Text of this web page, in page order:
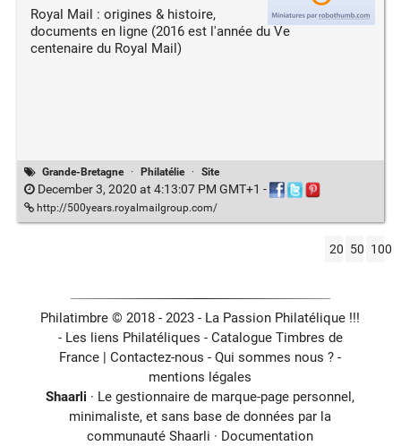
Royal Mail : origines & histoire,
documents en ligne (2016 est l'année du Ve
centenaire du Royal Mail)
Grande-Bretagne · Philatélie · Site
December 3, 2020 at 4:13:07 PM GMT+1 -
http://500years.royalmailgroup.com/
20 50 100
Philatimbre © 2018 - 2023 - La Passion Philatélique !!!
- Les liens Philatéliques - Catalogue Timbres de
France |Contactez-nous -Qui sommes nous ? -
mentions légales
Shaarli · Le gestionnaire de marque-page personnel,
minimaliste, et sans base de données par la
communauté Shaarli · Documentation